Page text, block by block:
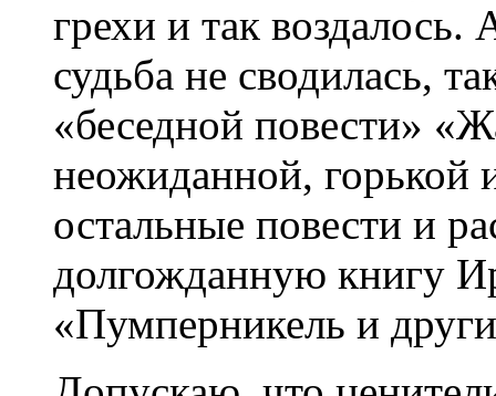
грехи и так воздалось.
судьба не сводилась,
«беседной повести»
неожиданной, горькой
остальные повести и
долгожданную книгу
«Пумперникель и